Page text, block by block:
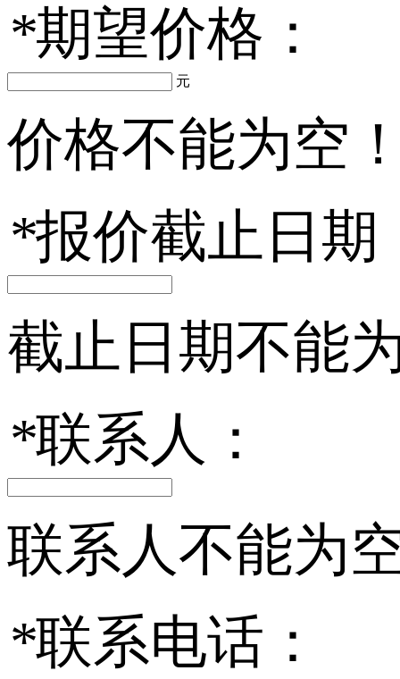
*期望价格：
元
价格不能为空
*报价截止日期
截止日期不能
*联系人：
联系人不能为
*联系电话：